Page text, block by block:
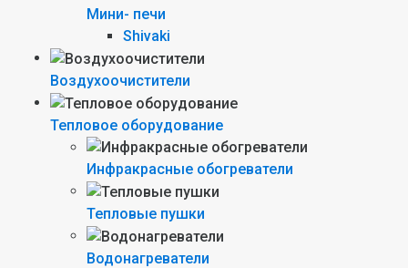
Мини- печи
Shivaki
Воздухоочистители
Тепловое оборудование
Инфракрасные обогреватели
Тепловые пушки
Водонагреватели